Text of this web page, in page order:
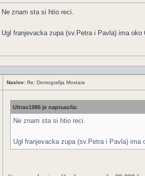
Ne znam sta si htio reci.
Ugl franjevacka zupa (sv.Petra i Pavla) ima
Naslov: Re: Demografija Mostara
Ultras1986 je napisao/la:
Ne znam sta si htio reci.
Ugl franjevacka zupa (sv.Petra i Pavla) ima